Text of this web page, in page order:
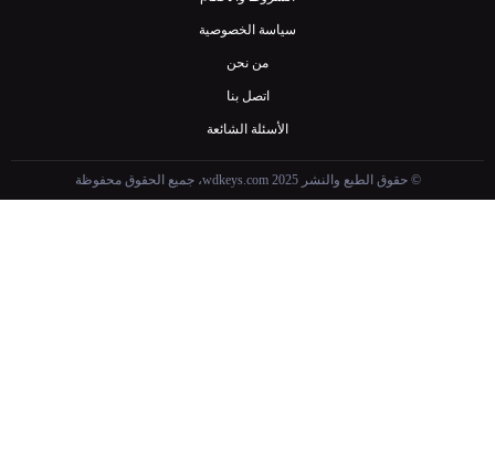
سياسة الخصوصية
من نحن
اتصل بنا
الأسئلة الشائعة
© حقوق الطبع والنشر wdkeys.com 2025، جميع الحقوق محفوظة